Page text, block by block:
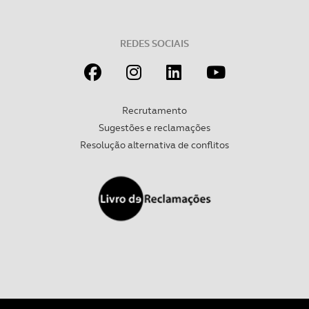
Consulte a política de cookies do site.
REDES SOCIAIS
Recrutamento
Sugestões e reclamações
Resolução alternativa de conflitos